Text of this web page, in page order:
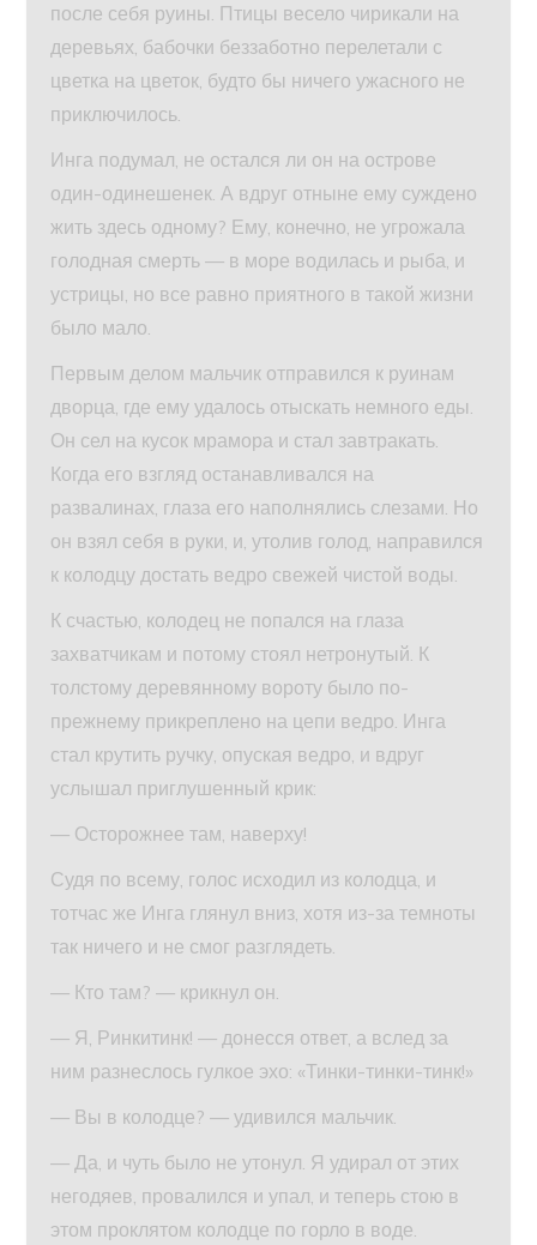
после себя руины. Птицы весело чирикали на
деревьях, бабочки беззаботно перелетали с
цветка на цветок, будто бы ничего ужасного не
приключилось.
Инга подумал, не остался ли он на острове
один-одинешенек. А вдруг отныне ему суждено
жить здесь одному? Ему, конечно, не угрожала
голодная смерть — в море водилась и рыба, и
устрицы, но все равно приятного в такой жизни
было мало.
Первым делом мальчик отправился к руинам
дворца, где ему удалось отыскать немного еды.
Он сел на кусок мрамора и стал завтракать.
Когда его взгляд останавливался на
развалинах, глаза его наполнялись слезами. Но
он взял себя в руки, и, утолив голод, направился
к колодцу достать ведро свежей чистой воды.
К счастью, колодец не попался на глаза
захватчикам и потому стоял нетронутый. К
толстому деревянному вороту было по-
прежнему прикреплено на цепи ведро. Инга
стал крутить ручку, опуская ведро, и вдруг
услышал приглушенный крик:
— Осторожнее там, наверху!
Судя по всему, голос исходил из колодца, и
тотчас же Инга глянул вниз, хотя из-за темноты
так ничего и не смог разглядеть.
— Кто там? — крикнул он.
— Я, Ринкитинк! — донесся ответ, а вслед за
ним разнеслось гулкое эхо: «Тинки-тинки-тинк!»
— Вы в колодце? — удивился мальчик.
— Да, и чуть было не утонул. Я удирал от этих
негодяев, провалился и упал, и теперь стою в
этом проклятом колодце по горло в воде.